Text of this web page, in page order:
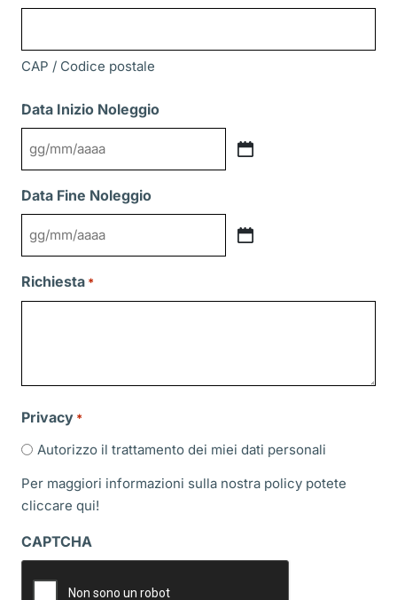
CAP / Codice postale
Data Inizio Noleggio
GG
MM
slash
AAAA
Data Fine Noleggio
GG
MM
Richiesta *
Privacy *
Autorizzo il trattamento dei miei dati personali
Per maggiori informazioni sulla nostra policy potete
cliccare qui!
CAPTCHA